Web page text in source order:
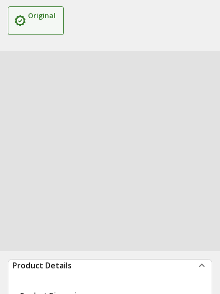
Original
Product Details